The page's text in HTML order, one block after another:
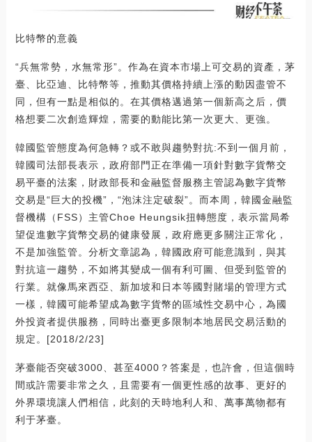
比特幣的意義
“兵無常勢，水無常形”。作為在資本市場上可交易的資產，茅
臺、比亞迪、比特幣等，推動其價格持續上漲的動因盡管不
同，但有一點是相似的。在其價格邁過第一個新高之后，價
格想要二次創造輝煌，需要的動能比第一次更大、更強。
韓國監管態度為何急轉？或不敢與趨勢對抗:不到一個月前，
韓國司法部長表示，政府部門正在準備一項針對數字貨幣交
易平臺的法案，財政部長和金融監督服務主管認為數字貨幣
交易是“巨大的投機”，“泡沫注定破裂”。而本周，韓國金融監
督機構（FSS）主管Choe Heungsik扭轉態度，表示當局希
望促進數字貨幣交易的健康發展，政府應更多關注正常化，
不是加強監管。分析文章認為，韓國政府可能意識到，與其
對抗這一趨勢，不如將其變成一個有利可圖、但受到監管的
行業。就像馬來西亞、新加坡和日本等國對賭場的管理方式
一樣，韓國可能希望成為數字貨幣的區域性交易中心，為國
外投資者提供服務，同時出臺更多限制本地居民交易活動的
規定。[2018/2/23]
茅臺能否突破3000、甚至4000？答案是，也許會，但這個時
間或許需要非常之久，且需要有一個更性感的故事、更好的
外界環境讓人們相信，此刻的天時地利人和、萬事萬物都有
利于茅臺。